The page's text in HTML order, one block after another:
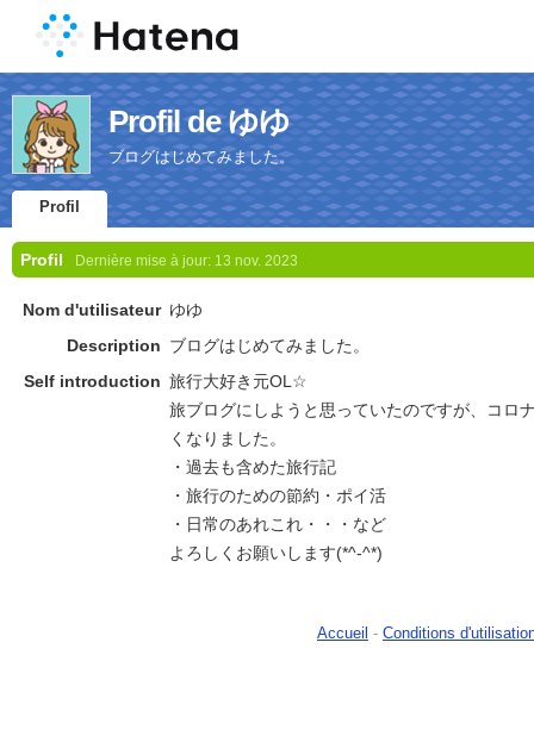
Profil de ゆゆ
ブログはじめてみました。
Profil
Profil Dernière mise à jour: 13 nov. 2023
Nom d'utilisateur ゆゆ
Description ブログはじめてみました。
Self introduction 旅行大好き元OL☆
旅ブログにしようと思っていたのですが、コロ
くなりました。
・過去も含めた旅行記
・旅行のための節約・ポイ活
・日常のあれこれ・・・など
よろしくお願いします(*^-^*)
Accueil - Conditions